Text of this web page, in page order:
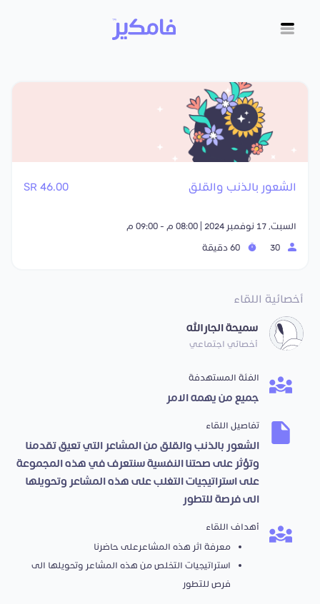
الشعور بالذنب والقلق 46.00 SR
السبت, 17 نوفمبر 2024 | 08:00 م - 09:00 م
أخصائية اللقاء
سميحة الجارالله
أخصائي اجتماعي
الفئة المستهدفة
جميع من يهمه الامر
تفاصيل اللقاء
الشعور بالذنب والقلق من المشاعر التي تعيق تقدمنا
وتؤثر على صحتنا النفسية سنتعرف في هذه المجموعة
على استراتيجيات التغلب على هذه المشاعر وتحويلها
الى فرصة للتطور
أهداف اللقاء
معرفة اثر هذه المشاعرعلى حاضرنا
استراتيجيات التخلص من هذه المشاعر وتحويلها الى
فرص للتطور